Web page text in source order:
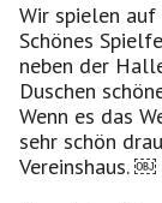
Wir spielen
Schönes
neben der
Duschen
Wenn es das
sehr schön
Vereinshaus. ￼